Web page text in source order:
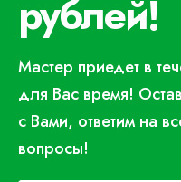
рублей!
Мастер приедет в
для Вас время!
с Вами, ответим на
вопросы!